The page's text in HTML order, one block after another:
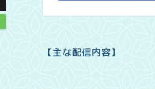
【主な配信内容】